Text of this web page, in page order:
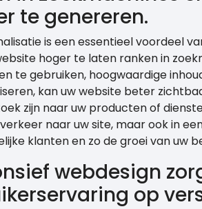
te genereren.
is een essentieel voordeel
hoger te laten ranken in
te gebruiken, hoogwaardige
kan uw website beter
zijn naar uw producten of
naar uw site, maar ook in
klanten en zo de groei van uw
webdesign
op